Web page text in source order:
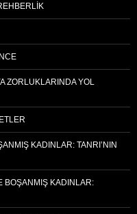
ZORLUKLARINDA YOL
KADINLAR: TANRI’NIN
BOŞANMIŞ KADINLAR: